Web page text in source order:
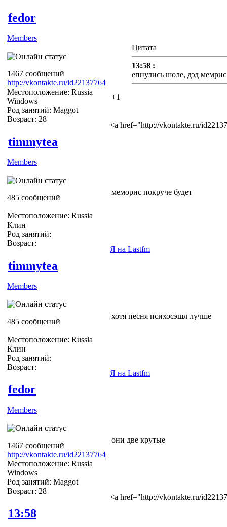
fedor
Members
1467 сообщений
http://vkontakte.ru/id22137764
Местоположение: Russia
Windows
Род занятий: Maggot
Возраст: 28
Цитата
13:58 :
епнулись шоле, дэд
+1
<a href="http://vkontakte.ru/
timmytea
Members
485 сообщений
Местоположение: Russia
Клин
Род занятий:
Возраст:
меморис покруче будет
Я на Lastfm
timmytea
Members
485 сообщений
Местоположение: Russia
Клин
Род занятий:
Возраст:
хотя песня психосэшл лучше
Я на Lastfm
fedor
Members
1467 сообщений
http://vkontakte.ru/id22137764
Местоположение: Russia
Windows
Род занятий: Maggot
Возраст: 28
они две крутые
<a href="http://vkontakte.ru/
13:58